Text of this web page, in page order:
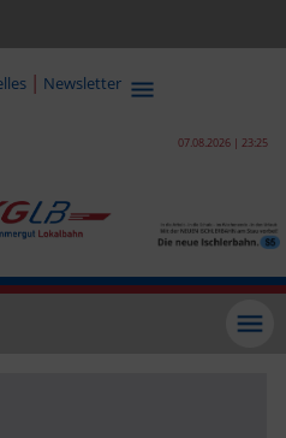
| Newsletter
07.08.2026 | 23:25